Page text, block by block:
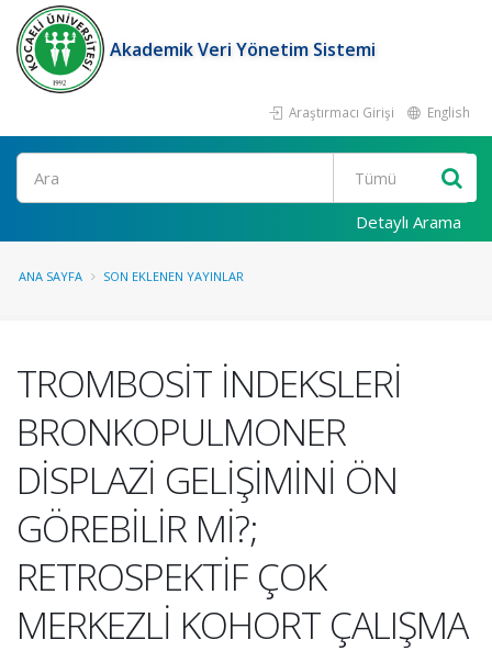
Akademik Veri Yönetim Sistemi
Araştırmacı Girişi English
Ara
Detaylı Arama
ANA SAYFA SON EKLENEN YAYINLAR
TROMBOSİT İNDEKSLERİ
BRONKOPULMONER
DİSPLAZİ GELİŞİMİNİ ÖN
GÖREBİLİR Mİ?;
RETROSPEKTİF ÇOK
MERKEZLİ KOHORT ÇALIŞMA